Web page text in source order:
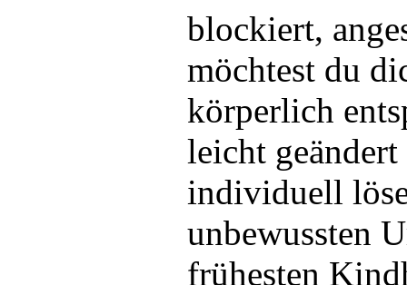
blockiert,
möchtest du
körperlich
leicht
individuell
unbewussten
frühesten